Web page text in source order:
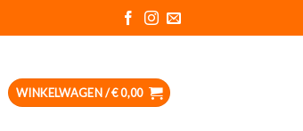
WINKELWAGEN /€0,00